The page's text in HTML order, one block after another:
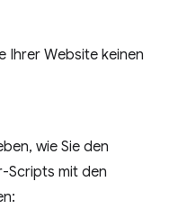
Ihrer Website keinen
wie Sie den
Scripts mit den